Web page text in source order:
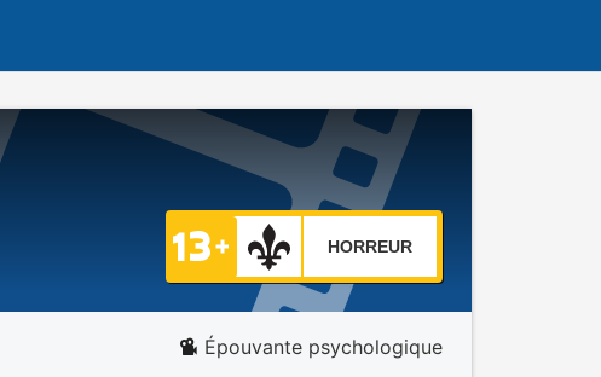
HORREUR
Épouvante psychologique